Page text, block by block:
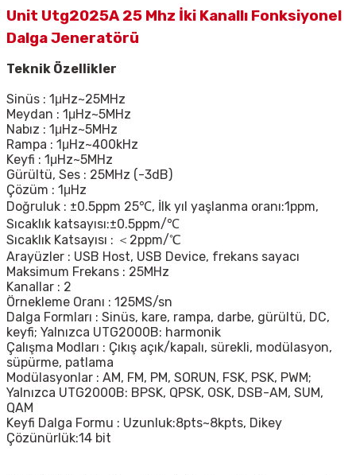
Unit Utg2025A 25 Mhz İki Kanallı Fonksiyonel
Dalga Jeneratörü
Teknik Özellikler
Sinüs : 1μHz~25MHz
Meydan : 1μHz~5MHz
Nabız : 1μHz~5MHz
Rampa : 1μHz~400kHz
Keyfi : 1μHz~5MHz
Gürültü, Ses : 25MHz (-3dB)
Çözüm : 1μHz
Doğruluk : ±0.5ppm 25℃, İlk yıl yaşlanma oranı:1ppm,
Sıcaklık katsayısı:±0.5ppm/℃
Sıcaklık Katsayısı : ＜2ppm/℃
Arayüzler : USB Host, USB Device, frekans sayacı
Maksimum Frekans : 25MHz
Kanallar : 2
Örnekleme Oranı : 125MS/sn
Dalga Formları : Sinüs, kare, rampa, darbe, gürültü, DC,
keyfi; Yalnızca UTG2000B: harmonik
Çalışma Modları : Çıkış açık/kapalı, sürekli, modülasyon,
süpürme, patlama
Modülasyonlar : AM, FM, PM, SORUN, FSK, PSK, PWM;
Yalnızca UTG2000B: BPSK, QPSK, OSK, DSB-AM, SUM,
QAM
Keyfi Dalga Formu : Uzunluk:8pts~8kpts, Dikey
Çözünürlük:14 bit